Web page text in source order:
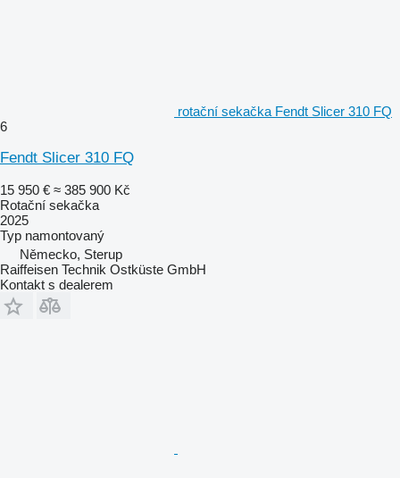
rotační sekačka Fendt Slicer 310 FQ
6
Fendt Slicer 310 FQ
15 950 € ≈ 385 900 Kč
Rotační sekačka
2025
Typ namontovaný
Německo, Sterup
Raiffeisen Technik Ostküste GmbH
Kontakt s dealerem